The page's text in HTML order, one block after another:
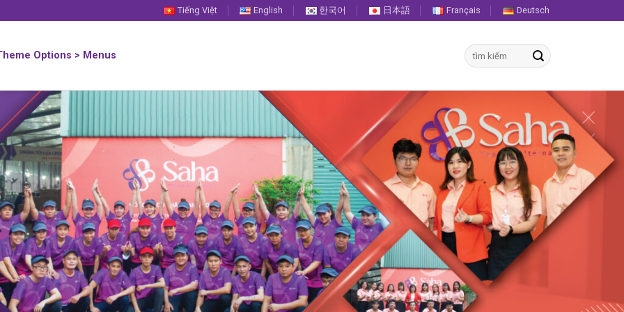
Tiếng Việt English 한국어 日本語 Français Deutsch
Options > Menus
検
索
象: